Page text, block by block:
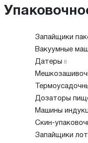
Запайщики
Вакуумные
Датеры 8
Дозаторы
Машины
Скин-
Запайщики